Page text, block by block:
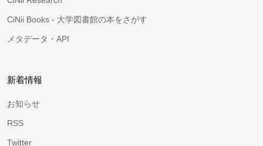
CiNii Books - 大学図書館の本をさがす
メタデータ・API
新着情報
お知らせ
RSS
Twitter